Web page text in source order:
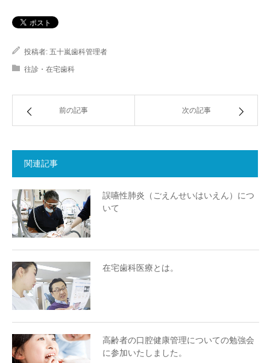
投稿者: 五十嵐歯科管理者
往診・在宅歯科
前の記事 次の記事
関連記事
誤嚥性肺炎（ごえんせいはいえん）につ
いて
在宅歯科医療とは。
高齢者の口腔健康管理についての勉強会
に参加いたしました。